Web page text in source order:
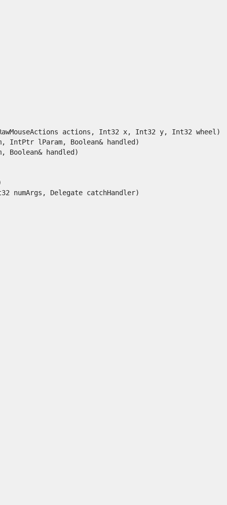
actions, Int32 x, Int32 y, Int32 wheel)
IntPtr lParam, Boolean& handled)
Boolean& handled)
numArgs, Delegate catchHandler)